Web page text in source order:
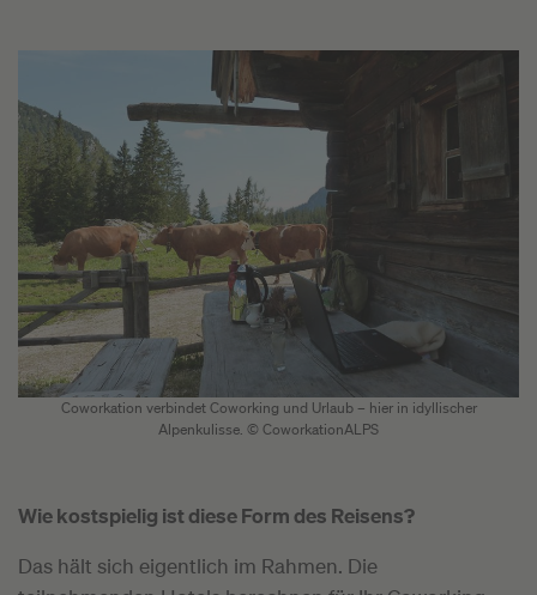
Coworkation verbindet Coworking und Urlaub – hier in idyllischer
Alpenkulisse. © CoworkationALPS
Wie kostspielig ist diese Form des Reisens?
Das hält sich eigentlich im Rahmen. Die